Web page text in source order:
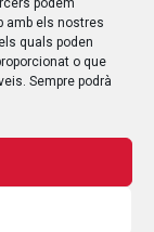
podem
amb els nostres
quals poden
o que
Sempre podrà